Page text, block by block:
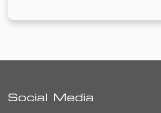
Social Media